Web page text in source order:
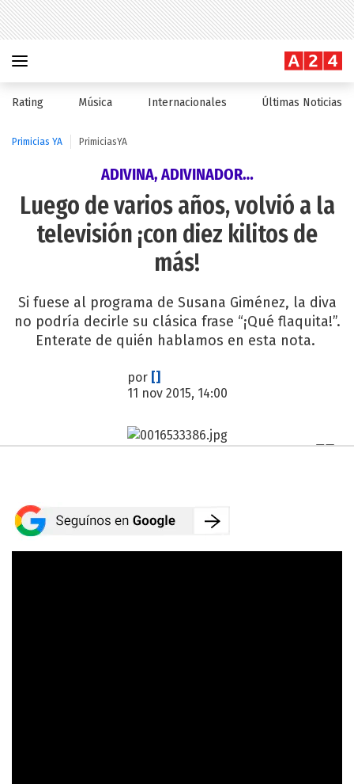
Rating Música Internacionales Últimas Noticias
Primicias YA PrimiciasYA
ADIVINA, ADIVINADOR…
Luego de varios años, volvió a la
televisión ¡con diez kilitos de
más!
Si fuese al programa de Susana Giménez, la diva
no podría decirle su clásica frase “¡Qué flaquita!”.
Enterate de quién hablamos en esta nota.
por []
11 nov 2015, 14:00